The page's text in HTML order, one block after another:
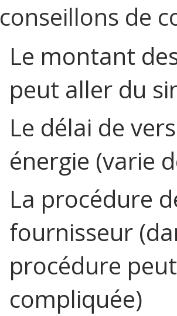
conseillons de
Le montant
peut aller du
Le délai de
énergie (varie
La procédure
fournisseur
procédure
compliquée)